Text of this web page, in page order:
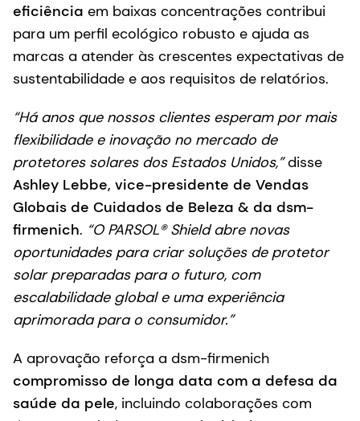
eficiência em baixas concentrações contribui
para um perfil ecológico robusto e ajuda as
marcas a atender às crescentes expectativas de
sustentabilidade e aos requisitos de relatórios.
“Há anos que nossos clientes esperam por mais
flexibilidade e inovação no mercado de
protetores solares dos Estados Unidos,”disse
Ashley Lebbe, vice-presidente de Vendas
Globais de Cuidados de Beleza & da dsm-
firmenich. “O PARSOL® Shield abre novas
oportunidades para criar soluções de protetor
solar preparadas para o futuro, com
escalabilidade global e uma experiência
aprimorada para o consumidor.”
A aprovação reforça a dsm-firmenich
compromisso de longa data com a defesa da
saúde da pele, incluindo colaborações com